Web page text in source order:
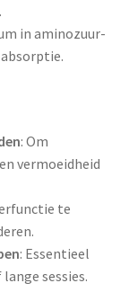
in aminozuur-
: Om
vermoeidheid
te
: Essentieel
sessies.